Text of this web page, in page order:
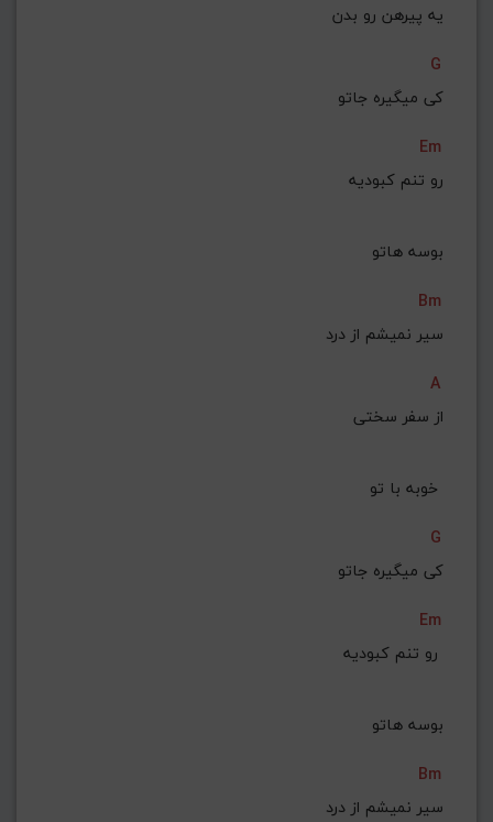
یه پیرهن رو بدن
G
کی میگیره جاتو
Em
رو تنم کبودیه
بوسه هاتو
Bm
سیر نمیشم از درد
A
از سفر سختی
G
کی میگیره جاتو
Em
بوسه هاتو
Bm
سیر نمیشم از درد